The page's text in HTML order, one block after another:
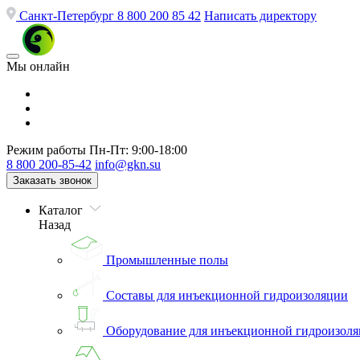
Санкт-Петербург 8 800 200 85 42 Написать директору
Мы онлайн
Режим работы Пн-Пт: 9:00-18:00
8 800 200-85-42 info@gkn.su
Заказать звонок
Каталог
Назад
Промышленные полы
Составы для инъекционной гидроизоляции
Оборудование для инъекционной